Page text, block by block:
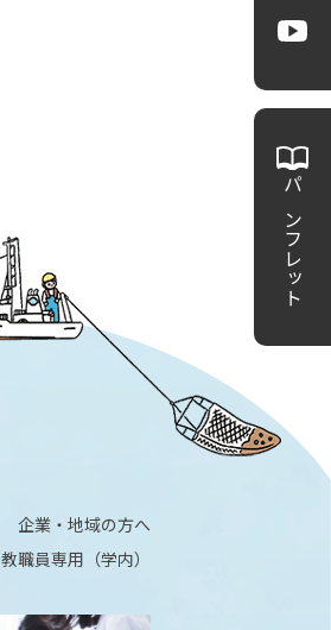
パンフレット
企業・地域の方へ
教職員専用（学内）